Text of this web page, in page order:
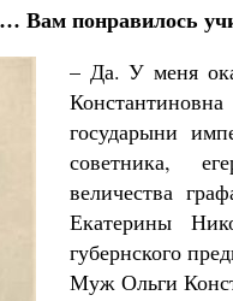
понравилось
– Да. У меня
государыни
советника,
величества
Екатерины
губернского
Муж Ольги